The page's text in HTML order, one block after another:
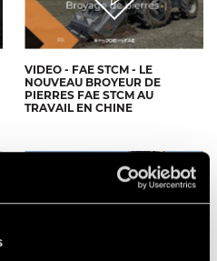
VIDEO - FAE STCM - LE
NOUVEAU BROYEUR DE
PIERRES FAE STCM AU
TRAVAIL EN CHINE